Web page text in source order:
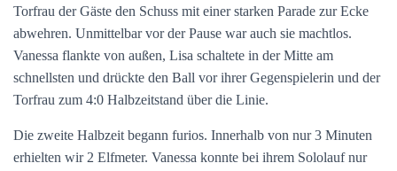
Torfrau der Gäste den Schuss mit einer starken Parade zur Ecke
abwehren. Unmittelbar vor der Pause war auch sie machtlos.
Vanessa flankte von außen, Lisa schaltete in der Mitte am
schnellsten und drückte den Ball vor ihrer Gegenspielerin und der
Torfrau zum 4:0 Halbzeitstand über die Linie.
Die zweite Halbzeit begann furios. Innerhalb von nur 3 Minuten
erhielten wir 2 Elfmeter. Vanessa konnte bei ihrem Sololauf nur